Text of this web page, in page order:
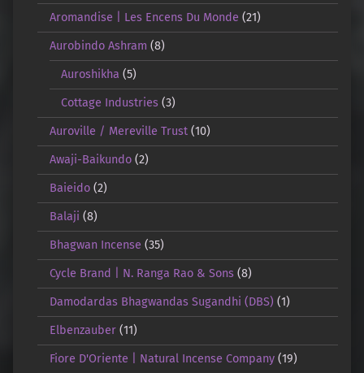
Aromandise | Les Encens Du Monde (21)
Aurobindo Ashram (8)
Auroshikha (5)
Cottage Industries (3)
Auroville / Mereville Trust(10)
Awaji-Baikundo(2)
Baieido(2)
Balaji (8)
Bhagwan Incense (35)
Cycle Brand | N. Ranga Rao & Sons(8)
Damodardas Bhagwandas Sugandhi (DBS) (1)
Elbenzauber(11)
Fiore D'Oriente | Natural Incense Company(19)